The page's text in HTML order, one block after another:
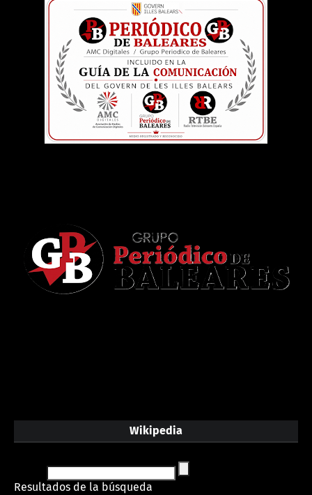
Wikipedia
Resultados de la búsqueda